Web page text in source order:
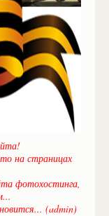
на страницах
фотохостинга,
(admin)